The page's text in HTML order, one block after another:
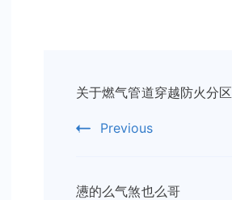
Navigation
关于燃气管道穿越防火分区
Previous
懑的么气煞也么哥